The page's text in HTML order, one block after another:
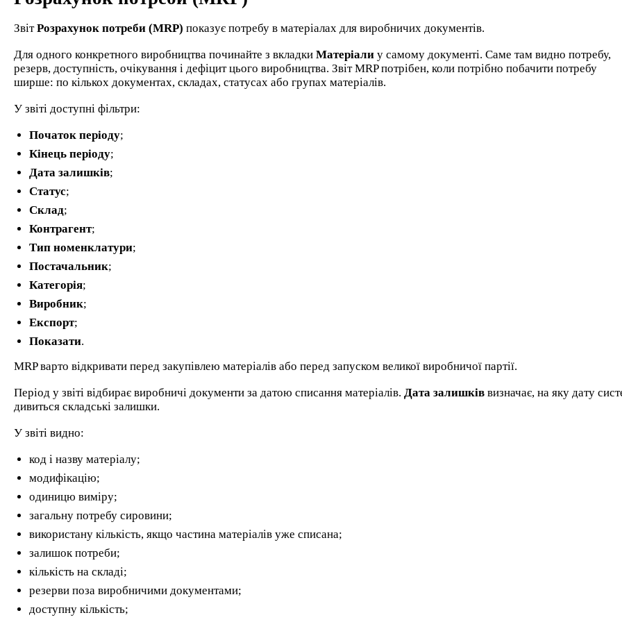
ЗвітРозрахунок потреби (MRP) показує потребу в матеріалах для виробничих документів.
Для одного конкретного виробництва починайте з вкладки Матеріали у самому документі. Саме там видно потребу,
резерв, доступність, очікування і дефіцит цього виробництва. Звіт MRP потрібен, коли потрібно побачити потребу
ширше: по кількох документах, складах, статусах або групах матеріалів.
У звіті доступні фільтри:
Початок періоду;
Кінець періоду;
Дата залишків;
Статус;
Склад;
Контрагент;
Тип номенклатури;
Постачальник;
Категорія;
Виробник;
Експорт;
Показати.
MRP варто відкривати перед закупівлею матеріалів або перед запуском великої виробничої партії.
Період у звіті відбирає виробничі документи за датою списання матеріалів. Дата залишків визначає, на яку дату
дивиться складські залишки.
У звіті видно:
код і назву матеріалу;
модифікацію;
одиницю виміру;
загальну потребу сировини;
використану кількість, якщо частина матеріалів уже списана;
залишок потреби;
кількість на складі;
резерви поза виробничими документами;
доступну кількість;